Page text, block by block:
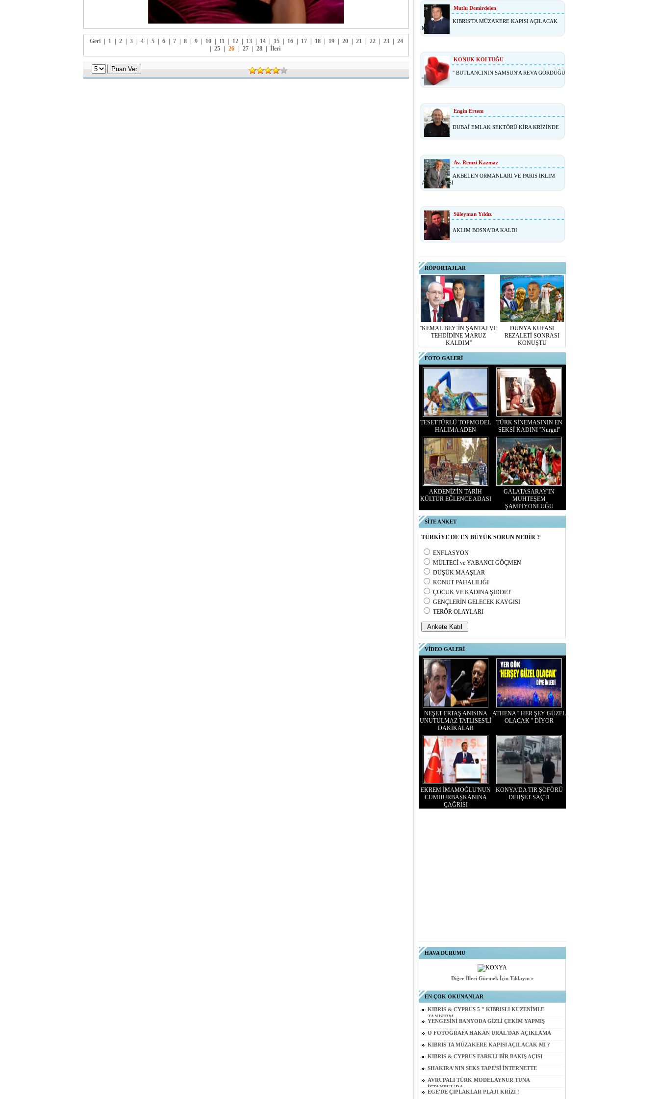
Geri 1 2 3 4 5 6 7 8 9 10 11 12 13 14 15 16 17 18 19 20 21 22 23
24
25 26 27 28 İleri
Mutlu Demirdelen
KIBRIS'TA MÜZAKERE KAPISI AÇILACAK
MI ?
KONUK KOLTUĞU
'' BUTLANCININ SAMSUN'A REVA GÖRDÜĞÜ
''
Engin Ertem
DUBAİ EMLAK SEKTÖRÜ KİRA KRİZİNDE
Av. Remzi Kazmaz
AKBELEN ORMANLARI VE PARİS İKLİM
ANLAŞMASI
Süleyman Yıldız
AKLIM BOSNA'DA KALDI
RÖPORTAJLAR
''KEMAL BEY’İN ŞANTAJ VE
TEHDİDİNE MARUZ
KALDIM''
DÜNYA KUPASI
REZALETİ SONRASI
KONUŞTU
FOTO GALERİ
TESETTÜRLÜ TOPMODEL
HALIMA ADEN
TÜRK SİNEMASININ EN
SEKSİ KADINI ''Nurgül''
AKDENİZ'İN TARİH
KÜLTÜR EĞLENCE ADASI
GALATASARAY'IN
MUHTEŞEM
ŞAMPİYONLUĞU
SİTE ANKET
TÜRKİYE'DE EN BÜYÜK SORUN NEDİR ?
ENFLASYON
MÜLTECİ ve YABANCI GÖÇMEN
DÜŞÜK MAAŞLAR
KONUT PAHALILIĞI
ÇOCUK VE KADINA ŞİDDET
GENÇLERİN GELECEK KAYGISI
TERÖR OLAYLARI
VİDEO GALERİ
NEŞET ERTAŞ ANISINA
UNUTULMAZ TATLISES'Lİ
DAKİKALAR
ATHENA '' HER ŞEY GÜZEL
OLACAK '' DİYOR
EKREM İMAMOĞLU'NUN
CUMHURBAŞKANINA
ÇAĞRISI
KONYA'DA TIR ŞÖFÖRÜ
DEHŞET SAÇTI
HAVA DURUMU
Diğer İlleri Görmek İçin Tıklayın »
EN ÇOK OKUNANLAR
KIBRIS & CYPRUS 5 '' KIBRISLI KUZENİMLE
TANIŞTIM
YENGESİNİ BANYODA GİZLİ ÇEKİM YAPMIŞ
O FOTOĞRAFA HAKAN URAL'DAN AÇIKLAMA
KIBRIS'TA MÜZAKERE KAPISI AÇILACAK MI ?
KIBRIS & CYPRUS FARKLI BİR BAKIŞ AÇISI
SHAKIRA'NIN SEKS TAPE'Sİ İNTERNETTE
AVRUPALI TÜRK MODEL AYNUR TUNA
İSTANBUL'DA
EGE'DE ÇIPLAKLAR PLAJI KRİZİ !